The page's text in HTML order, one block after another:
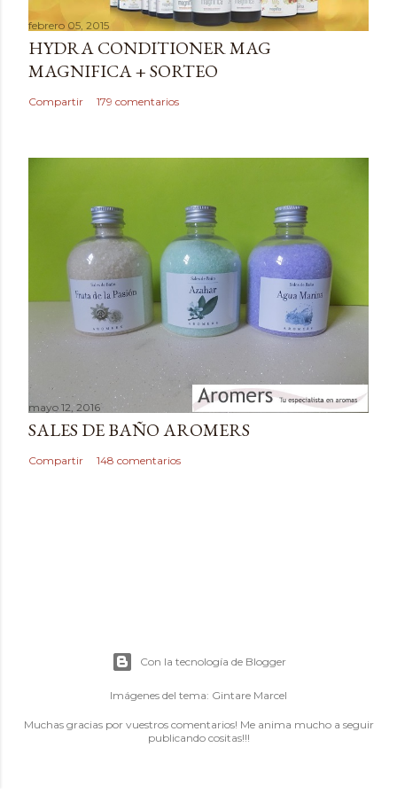
a
r
u
n
c
o
febrero 05, 2015
HYDRA CONDITIONER MAG
MAGNIFICA + SORTEO
Compartir 179 comentarios
mayo 12, 2016
SALES DE BAÑO AROMERS
Compartir 148 comentarios
Con la tecnología de Blogger
Imágenes del tema: Gintare Marcel
Muchas gracias por vuestros comentarios! Me anima mucho a seguir
publicando cositas!!!